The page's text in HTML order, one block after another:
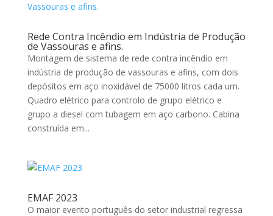
Rede Contra Incêndio em Indústria de Produção
de Vassouras e afins.
Montagem de sistema de rede contra incêndio em
indústria de produção de vassouras e afins, com dois
depósitos em aço inoxidável de 75000 litros cada um.
Quadro elétrico para controlo de grupo elétrico e
grupo a diesel com tubagem em aço carbono. Cabina
construída em...
EMAF 2023
O maior evento português do setor industrial regressa